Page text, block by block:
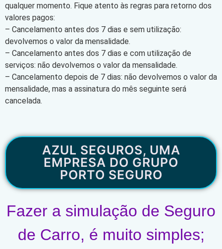
qualquer momento. Fique atento às regras para retorno dos
valores pagos:
– Cancelamento antes dos 7 dias e sem utilização:
devolvemos o valor da mensalidade.
– Cancelamento antes dos 7 dias e com utilização de
serviços: não devolvemos o valor da mensalidade.
– Cancelamento depois de 7 dias: não devolvemos o valor da
mensalidade, mas a assinatura do mês seguinte será
cancelada.
AZUL SEGUROS, UMA
EMPRESA DO GRUPO
PORTO SEGURO
Fazer a simulação de Seguro
de Carro, é muito simples;